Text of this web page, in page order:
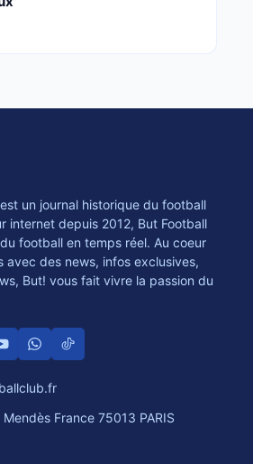
un journal historique du football
internet depuis 2012, But Football
football en temps réel. Au coeur
avec des news, infos exclusives,
But! vous fait vivre la passion du
France 75013 PARIS